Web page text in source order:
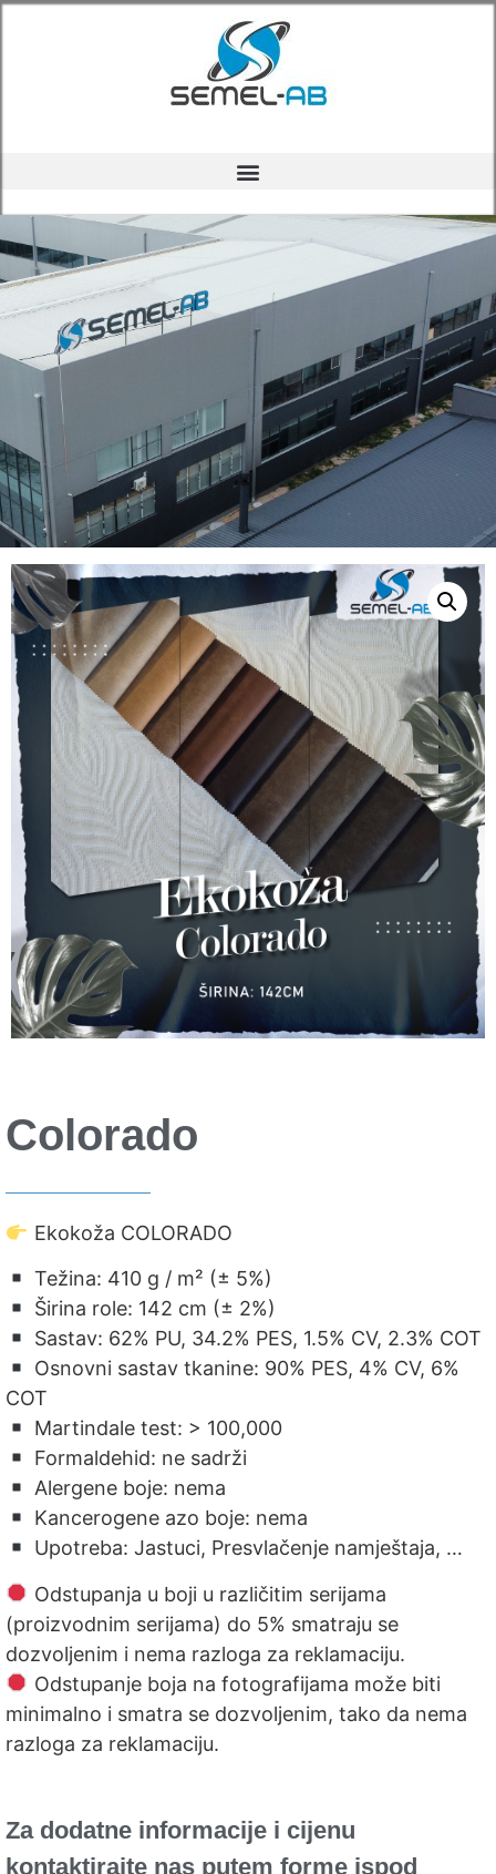
Colorado
Ekokoža COLORADO
Težina: 410 g / m² (± 5%)
Širina role: 142 cm (± 2%)
Sastav: 62% PU, 34.2% PES, 1.5% CV, 2.3% COT
Osnovni sastav tkanine: 90% PES, 4% CV, 6%
COT
Martindale test: > 100,000
Formaldehid: ne sadrži
Alergene boje: nema
Kancerogene azo boje: nema
Upotreba: Jastuci, Presvlačenje namještaja, …
Odstupanja u boji u različitim serijama
(proizvodnim serijama) do 5% smatraju se
dozvoljenim i nema razloga za reklamaciju.
Odstupanje boja na fotografijama može biti
minimalno i smatra se dozvoljenim, tako da nema
razloga za reklamaciju.
Za dodatne informacije i cijenu
kontaktirajte nas putem forme ispod